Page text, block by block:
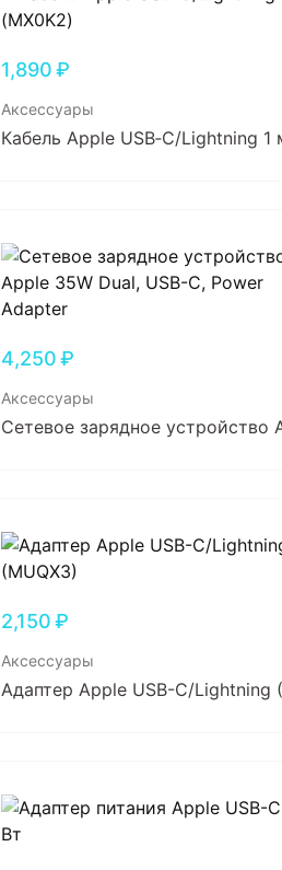
1,890₽
Аксессуары
Кабель Apple USB‑C/Lightning 1
4,250₽
Аксессуары
Сетевое зарядное устройство
2,150₽
Аксессуары
Адаптер Apple USB-C/Lightning